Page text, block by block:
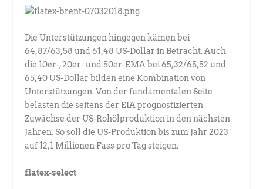
Die Unterstützungen hingegen kämen bei
64,87/63,58 und 61,48 US-Dollar in Betracht. Auch
die 10er-, 20er- und 50er-EMA bei 65,32/65,52 und
65,40 US-Dollar bilden eine Kombination von
Unterstützungen. Von der fundamentalen Seite
belasten die seitens der EIA prognostizierten
Zuwächse der US-Rohölproduktion in den nächsten
Jahren. So soll die US-Produktion bis zum Jahr 2023
auf 12,1 Millionen Fass pro Tag steigen.
flatex-select